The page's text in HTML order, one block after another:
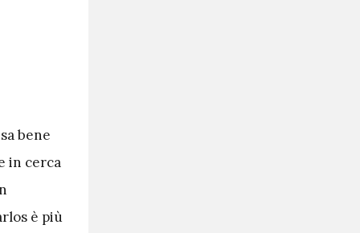
bene
in cerca
è più